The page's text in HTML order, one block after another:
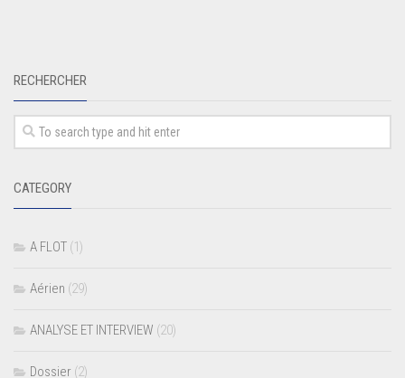
RECHERCHER
CATEGORY
A FLOT (1)
Aérien (29)
ANALYSE ET INTERVIEW (20)
Dossier (2)